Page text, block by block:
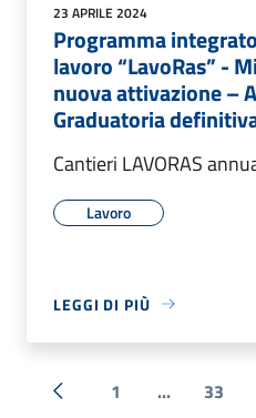
23 APRILE 2024
Programma
lavoro “LavoRas” -
nuova attivazione –
Graduatoria
Cantieri LAVORAS
Lavoro
LEGGI DI PIÙ
« Precedente
1 ... 33